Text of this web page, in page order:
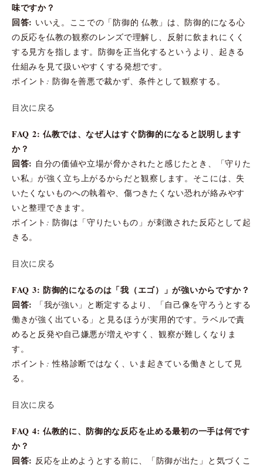
味ですか？
回答: いいえ。ここでの「防御的 仏教」は、防御的になる心
の反応を仏教の観察のレンズで理解し、反射に飲まれにくく
する見方を指します。防御を正当化するというより、起きる
仕組みを見て扱いやすくする発想です。
ポイント: 防御を善悪で裁かず、条件として観察する。
目次に戻る
FAQ 2: 仏教では、なぜ人はすぐ防御的になると説明します
か？
回答: 自分の価値や立場が脅かされたと感じたとき、「守りた
い私」が強く立ち上がるからだと観察します。そこには、失
いたくないものへの執着や、傷つきたくない恐れが絡みやす
いと整理できます。
ポイント: 防御は「守りたいもの」が刺激された反応として起
きる。
目次に戻る
FAQ 3: 防御的になるのは「我（エゴ）」が強いからですか？
回答:
「我が強い」と断定するより、「自己像を守ろうとする
働きが強く出ている」と見るほうが実用的です。ラベルで責
めると反発や自己嫌悪が増えやすく、観察が難しくなりま
す。
ポイント: 性格診断ではなく、いま起きている働きとして見
る。
目次に戻る
FAQ 4: 仏教的に、防御的な反応を止める最初の一手は何です
か？
回答: 反応を止めようとする前に、「防御が出た」と気づくこ